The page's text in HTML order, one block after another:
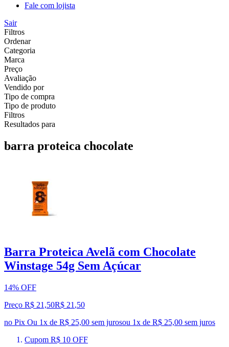
Fale com lojista
Sair
Filtros
Ordenar
Categoria
Marca
Preço
Avaliação
Vendido por
Tipo de compra
Tipo de produto
Filtros
Resultados para
barra proteica chocolate
Barra Proteica Avelã com Chocolate
Winstage 54g Sem Açúcar
14% OFF
Preço R$ 21,50R$ 21 ,50
no Pix Ou 1x de R$ 25,00 sem jurosou 1x de R$ 25,00 sem juros
Cupom R$ 10 OFF